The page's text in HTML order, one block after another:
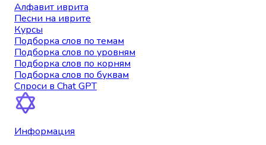
Алфавит иврита
Песни на иврите
Курсы
Подборка слов по темам
Подборка слов по уровням
Подборка слов по корням
Подборка слов по буквам
Спроси в Chat GPT
Информация